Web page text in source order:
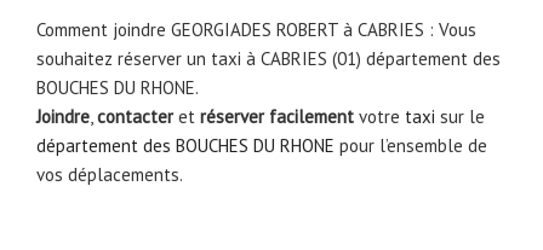
Comment joindre GEORGIADES ROBERT à CABRIES : Vous
souhaitez réserver un taxi à CABRIES (01) département des
BOUCHES DU RHONE.
Joindre,contacteret réserver facilement votre taxi sur le
département des BOUCHES DU RHONE pour l’ensemble de
vos déplacements.